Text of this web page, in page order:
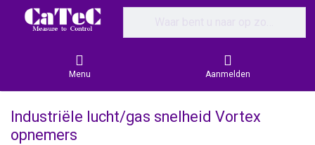
Menu Aanmelden
Industriële lucht/gas snelheid Vortex
opnemers